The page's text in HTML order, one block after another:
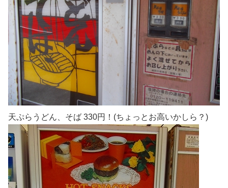
天ぷらうどん、そば 330円！(ちょっとお高いかしら？)